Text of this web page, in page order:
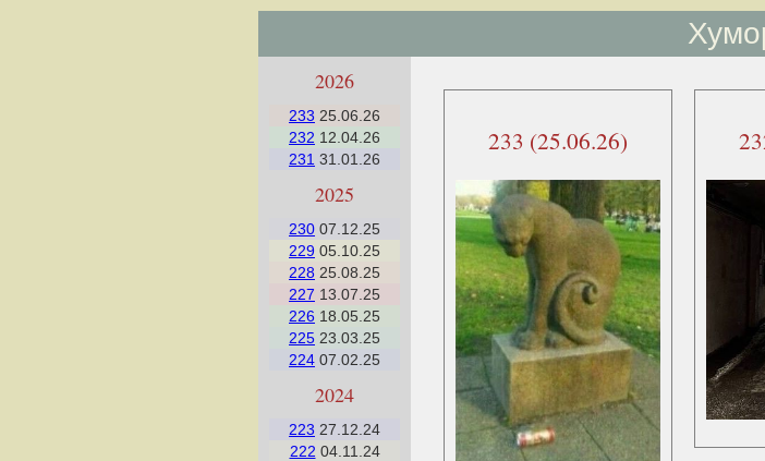
2026
233 25.06.26
232 12.04.26
231 31.01.26
2025
230 07.12.25
229 05.10.25
228 25.08.25
227 13.07.25
226 18.05.25
225 23.03.25
224 07.02.25
2024
223 27.12.24
222 04.11.24
233 (25.06.26)